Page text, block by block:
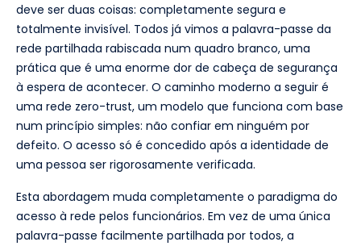
deve ser duas coisas: completamente segura e
totalmente invisível. Todos já vimos a palavra-passe da
rede partilhada rabiscada num quadro branco, uma
prática que é uma enorme dor de cabeça de segurança
à espera de acontecer. O caminho moderno a seguir é
uma rede zero-trust, um modelo que funciona com base
num princípio simples: não confiar em ninguém por
defeito. O acesso só é concedido após a identidade de
uma pessoa ser rigorosamente verificada.
Esta abordagem muda completamente o paradigma do
acesso à rede pelos funcionários. Em vez de uma única
palavra-passe facilmente partilhada por todos, a